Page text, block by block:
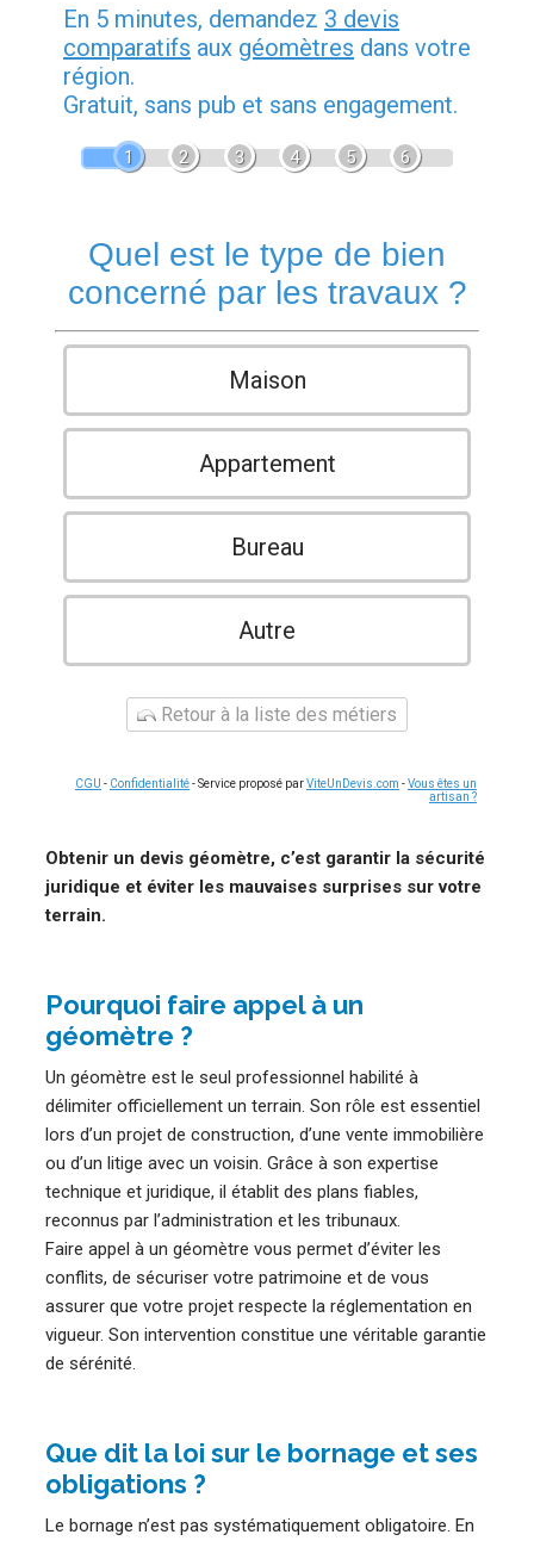
En 5 minutes, demandez 3 devis
comparatifs aux géomètres dans votre
région.
Gratuit, sans pub et sans engagement.
1 2 3 4 5 6
Quel est le type de bien
concerné par les travaux ?
Maison
Appartement
Bureau
Autre
Retour à la liste des métiers
CGU - Confidentialité- Service proposé parViteUnDevis.com -Vous êtes un
artisan ?
Obtenir un devis géomètre, c’est garantir la sécurité
juridique et éviter les mauvaises surprises sur votre
terrain.
Pourquoi faire appel à un
géomètre ?
Un géomètre est le seul professionnel habilité à
délimiter officiellement un terrain. Son rôle est essentiel
lors d’un projet de construction, d’une vente immobilière
ou d’un litige avec un voisin. Grâce à son expertise
technique et juridique, il établit des plans fiables,
reconnus par l’administration et les tribunaux.
Faire appel à un géomètre vous permet d’éviter les
conflits, de sécuriser votre patrimoine et de vous
assurer que votre projet respecte la réglementation en
vigueur. Son intervention constitue une véritable garantie
de sérénité.
Que dit la loi sur le bornage et ses
obligations ?
Le bornage n’est pas systématiquement obligatoire. En